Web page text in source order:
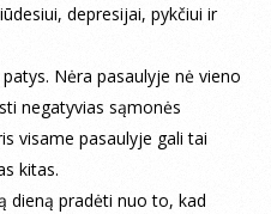
depresijai, pykčiui ir
Nėra pasaulyje nė vieno
negatyvias sąmonės
visame pasaulyje gali tai
kitas.
dieną pradėti nuo to, kad